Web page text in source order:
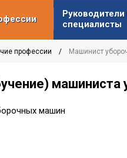
Руководители
специалисты
профессии Машинист
машиниста